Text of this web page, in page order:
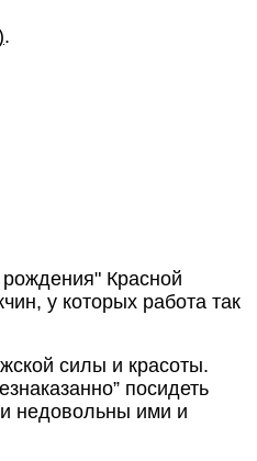
.
Красной
у которых работа так
силы и красоты.
посидеть
недовольны ими и